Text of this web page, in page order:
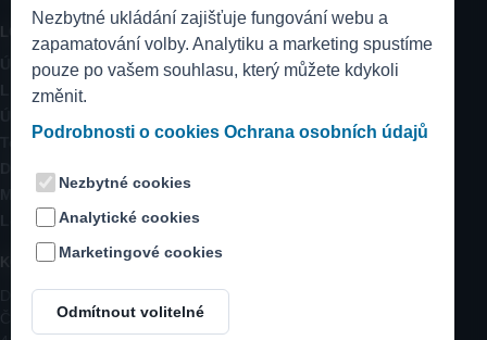
LOKALITY
Ústecký kraj
Litoměřicko
Teplice
Most a Chomutov
Louny a Žatec
KONTAKT
DK instal s.r.o.
Černěves 1
Nezbytné ukládání zajišťuje fungování webu a
zapamatování volby. Analytiku a marketing spustíme
pouze po vašem souhlasu, který můžete kdykoli
změnit.
Podrobnosti o cookies Ochrana osobních údajů
Nezbytné cookies
Analytické cookies
Marketingové cookies
Odmítnout volitelné